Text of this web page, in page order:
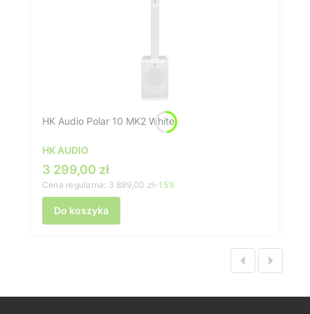
HK Audio Polar 10 MK2 White
HK AUDIO
Cena promocyjna
3 299,00 zł
Cena regularna: 3 899,00 zł-15%
Do koszyka